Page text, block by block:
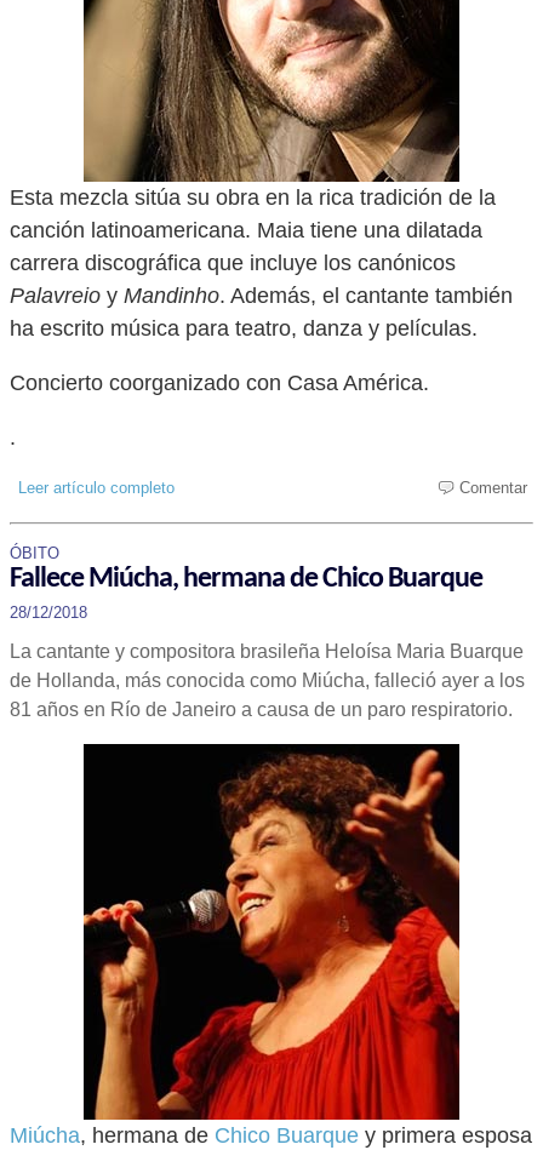
Esta mezcla sitúa su obra en la rica tradición de la
canción latinoamericana. Maia tiene una dilatada
carrera discográfica que incluye los canónicos
Palavreio y Mandinho. Además, el cantante también
ha escrito música para teatro, danza y películas.
Concierto coorganizado con Casa América.
.
Leer artículo completo Comentar
ÓBITO
Fallece Miúcha, hermana de Chico Buarque
28/12/2018
La cantante y compositora brasileña Heloísa Maria Buarque
de Hollanda, más conocida como Miúcha, falleció ayer a los
81 años en Río de Janeiro a causa de un paro respiratorio.
Miúcha, hermana de Chico Buarque y primera esposa